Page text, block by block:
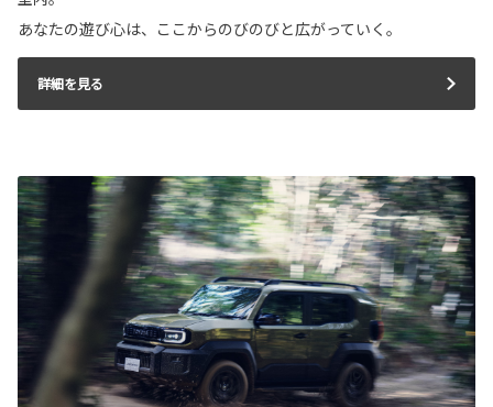
あなたの遊び心は、ここからのびのびと広がっていく。
詳細を見る